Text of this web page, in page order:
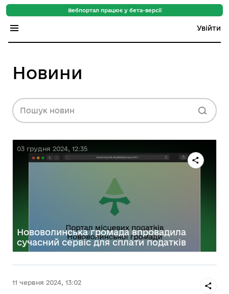
Вебпортал працює у бета-версії
Увійти
Індекс громад
Цифровий путівник
База знань
Новини
Новини
Пошук новин
Нововолинська громада впровадила
сучасний сервіс для сплати податків
03 грудня 2024, 12:35
11 червня 2024, 13:02